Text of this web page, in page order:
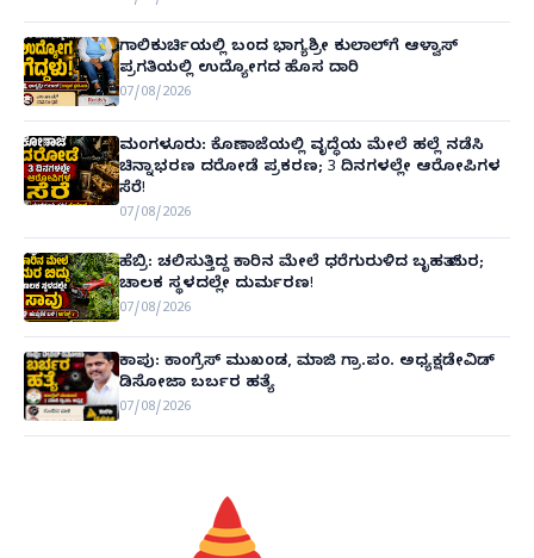
ಗಾಲಿಕುರ್ಚಿಯಲ್ಲಿ ಬಂದ ಭಾಗ್ಯಶ್ರೀ ಕುಲಾಲ್‌ಗೆ ಆಳ್ವಾಸ್
ಪ್ರಗತಿಯಲ್ಲಿ ಉದ್ಯೋಗದ ಹೊಸ ದಾರಿ
07/08/2026
ಮಂಗಳೂರು: ಕೊಣಾಜೆಯಲ್ಲಿ ವೃದ್ಧೆಯ ಮೇಲೆ ಹಲ್ಲೆ ನಡೆಸಿ
ಚಿನ್ನಾಭರಣ ದರೋಡೆ ಪ್ರಕರಣ; 3 ದಿನಗಳಲ್ಲೇ ಆರೋಪಿಗಳ
ಸೆರೆ!
07/08/2026
ಹೆಬ್ರಿ: ಚಲಿಸುತ್ತಿದ್ದ ಕಾರಿನ ಮೇಲೆ ಧರೆಗುರುಳಿದ ಬೃಹತ್ ಮರ;
ಚಾಲಕ ಸ್ಥಳದಲ್ಲೇ ದುರ್ಮರಣ!
07/08/2026
ಕಾಪು: ಕಾಂಗ್ರೆಸ್ ಮುಖಂಡ, ಮಾಜಿ ಗ್ರಾ.ಪಂ. ಅಧ್ಯಕ್ಷಡೇವಿಡ್
ಡಿಸೋಜಾ ಬರ್ಬರ ಹತ್ಯೆ
07/08/2026